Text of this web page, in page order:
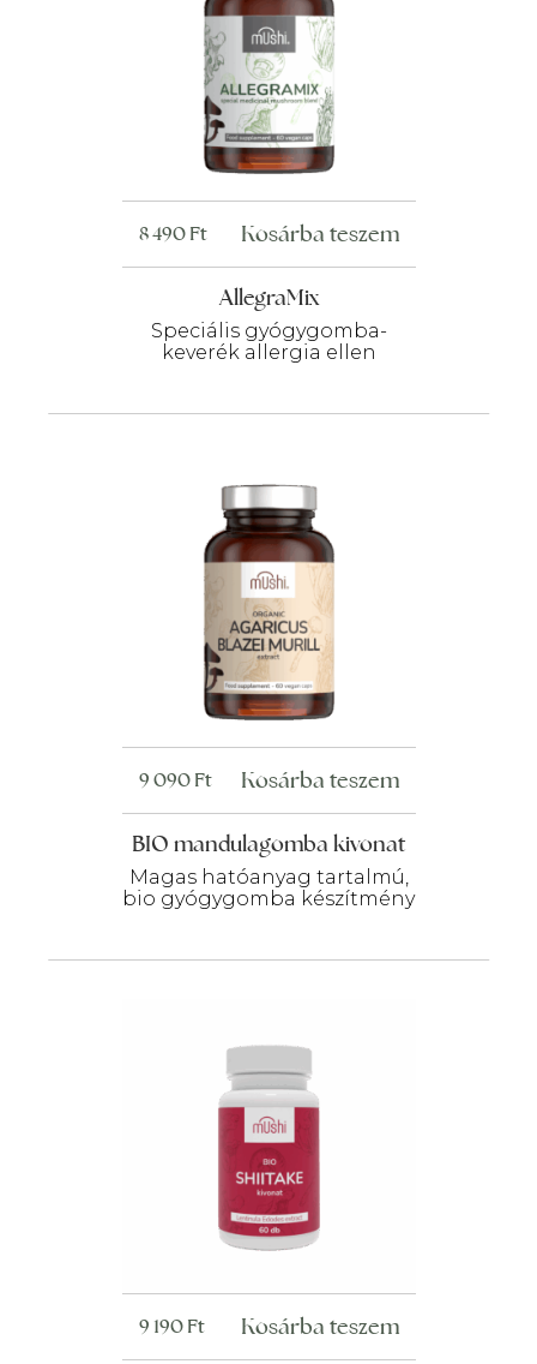
AllegraMix
Speciális gyógygomba-
keverék allergia ellen
8 490Ft Kosárba teszem
BIO mandulagomba kivonat
Magas hatóanyag tartalmú,
bio gyógygomba készítmény
9 090Ft Kosárba teszem
9 190Ft Kosárba teszem